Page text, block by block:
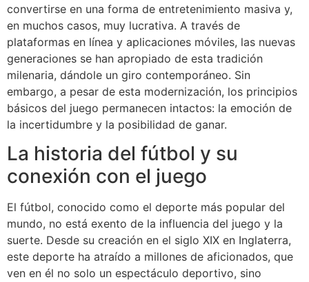
convertirse en una forma de entretenimiento masiva y,
en muchos casos, muy lucrativa. A través de
plataformas en línea y aplicaciones móviles, las nuevas
generaciones se han apropiado de esta tradición
milenaria, dándole un giro contemporáneo. Sin
embargo, a pesar de esta modernización, los principios
básicos del juego permanecen intactos: la emoción de
la incertidumbre y la posibilidad de ganar.
La historia del fútbol y su
conexión con el juego
El fútbol, conocido como el deporte más popular del
mundo, no está exento de la influencia del juego y la
suerte. Desde su creación en el siglo XIX en Inglaterra,
este deporte ha atraído a millones de aficionados, que
ven en él no solo un espectáculo deportivo, sino